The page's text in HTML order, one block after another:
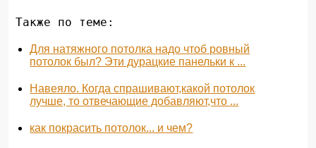
Также по теме:
Для натяжного потолка надо чтоб ровный
потолок был? Эти дурацкие панельки к ...
Навеяло. Когда спрашивают,какой потолок
лучше, то отвечающие добавляют,что ...
как покрасить потолок... и чем?